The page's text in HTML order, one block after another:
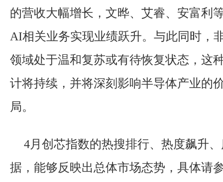
的营收大幅增长，文晔、艾睿、安富利
AI相关业务实现业绩跃升。与此同时，
领域处于温和复苏或有待恢复状态，这
计将持续，并将深刻影响半导体产业的
局。
4月创芯指数的热搜排行、热度飙升
据，能够反映出总体市场态势，具体请